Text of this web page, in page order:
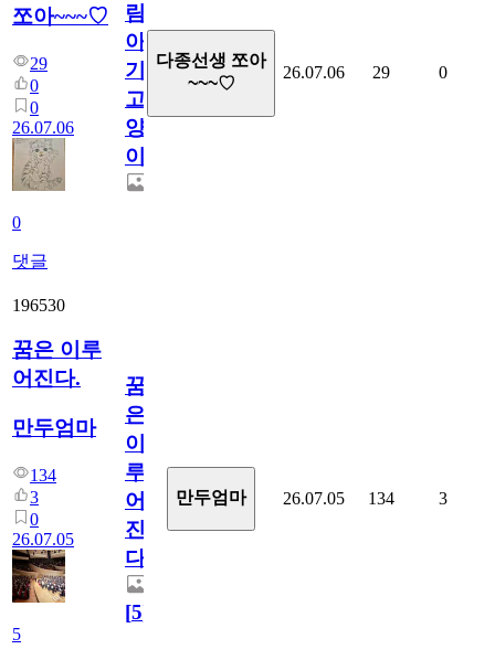
쪼아~~~♡
29
0
0
26.07.06
0
댓글
림...
아
기
고
양
이
다종선생 쪼아
~~~♡
26.07.06 29 0
196530
꿈은 이루
어진다.
만두엄마
134
3
0
26.07.05
5
꿈
은
이
루
어
진
다.
[5]
만두엄마 26.07.05 134 3